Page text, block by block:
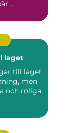
...
laget
till laget
men
och roliga